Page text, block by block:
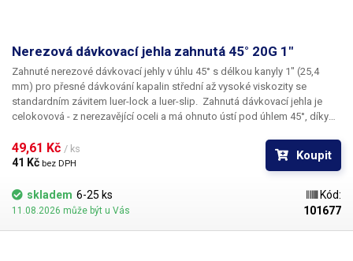
Nerezová dávkovací jehla zahnutá 45° 20G 1"
Zahnuté nerezové dávkovací jehly v úhlu 45° s délkou kanyly 1" (25,4
mm) pro přesné dávkování kapalin střední až vysoké viskozity se
standardním závitem luer-lock a luer-slip. Zahnutá dávkovací jehla je
celokovová - z nerezavějící oceli a má ohnuto ústí pod úhlem 45°, díky
nerezové jehly je vyrobena z ušlechtilé rafinované oceli a při její výrobě je
kladen důraz na kvalitu povrchu a přesné dodržení vnitřních průměrů.
49,61 Kč / ks
41 Kč bez DPH
Koupit
skladem 6-25 ks
11.08.2026 může být u Vás
Kód:
101677